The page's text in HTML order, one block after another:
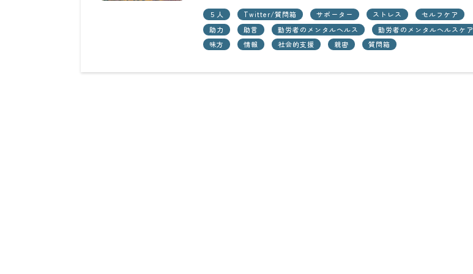
５人 Twitter/質問箱 サポーター ストレス
セルフケア
助力
助言 勤労者のメンタルヘルス
勤労者のメンタルヘルスケア
味方
情報 社会的支援 親密 質問箱